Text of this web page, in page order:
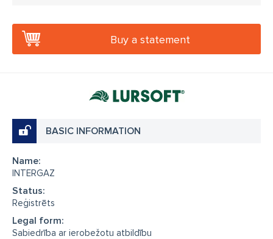
Buy a statement
BASIC INFORMATION
Name:
INTERGAZ
Status:
Reģistrēts
Legal form:
Sabiedrība ar ierobežotu atbildību